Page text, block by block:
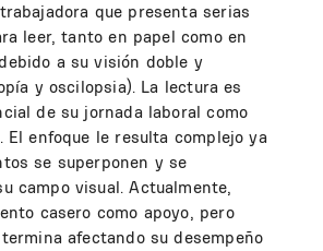
que presenta serias
leer, tanto en papel como en
a su visión doble y
y oscilopsia). La lectura es
de su jornada laboral como
enfoque le resulta complejo ya
se superponen y se
campo visual. Actualmente,
casero como apoyo, pero
afectando su desempeño